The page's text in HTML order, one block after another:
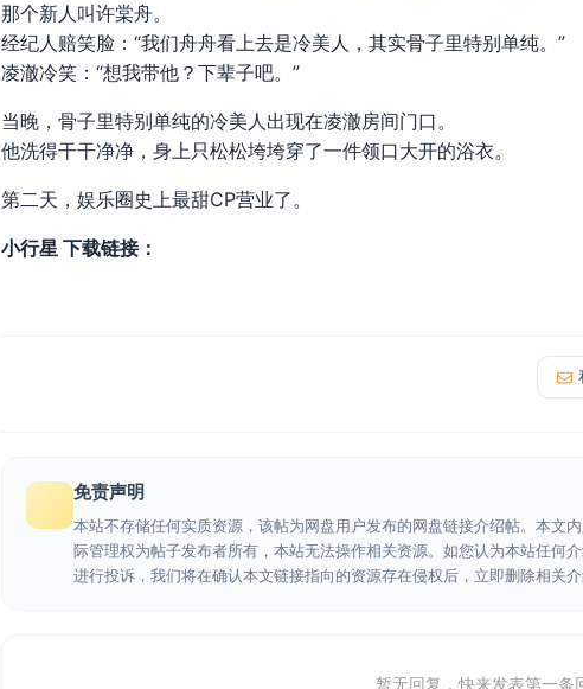
那个新人叫许棠舟。
经纪人赔笑脸：“我们舟舟看上去是冷美人，其实骨子里特别单纯。”
凌澈冷笑：“想我带他？下辈子吧。”
当晚，骨子里特别单纯的冷美人出现在凌澈房间门口。
他洗得干干净净，身上只松松垮垮穿了一件领口大开的浴衣。
第二天，娱乐圈史上最甜CP营业了。
小行星 下载链接：
免责声明
本站不存储任何实质资源，该帖为网盘用户发布的网盘链接介绍帖。本文
际管理权为帖子发布者所有，本站无法操作相关资源。如您认为本站任何
进行投诉，我们将在确认本文链接指向的资源存在侵权后，立即删除相关介
暂无回复，快来发表第一条